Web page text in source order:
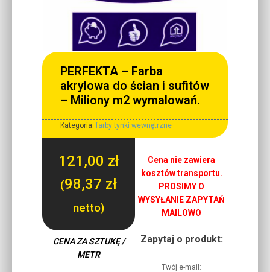
PERFEKTA – Farba
akrylowa do ścian i sufitów
– Miliony m2 wymalowań.
Kategoria: farby tynki wewnętrzne
121,00 zł
(98,37 zł
netto)
CENA ZA SZTUKĘ /
METR
Cena nie zawiera
kosztów transportu.
PROSIMY O
WYSYŁANIE ZAPYTAŃ
MAILOWO
Zapytaj o produkt:
Twój e-mail: